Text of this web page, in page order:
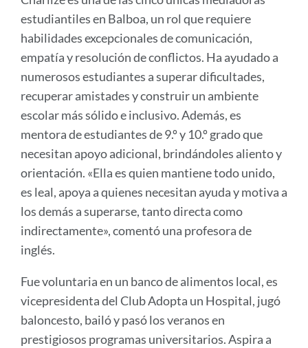
estudiantiles en Balboa, un rol que requiere
habilidades excepcionales de comunicación,
empatía y resolución de conflictos. Ha ayudado a
numerosos estudiantes a superar dificultades,
recuperar amistades y construir un ambiente
escolar más sólido e inclusivo. Además, es
mentora de estudiantes de 9.º y 10.º grado que
necesitan apoyo adicional, brindándoles aliento y
orientación. «Ella es quien mantiene todo unido,
es leal, apoya a quienes necesitan ayuda y motiva a
los demás a superarse, tanto directa como
indirectamente», comentó una profesora de
inglés.
Fue voluntaria en un banco de alimentos local, es
vicepresidenta del Club Adopta un Hospital, jugó
baloncesto, bailó y pasó los veranos en
prestigiosos programas universitarios. Aspira a